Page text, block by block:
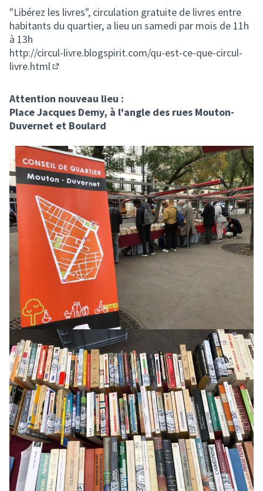
(Lien externe)
"Libérez les livres", circulation gratuite de livres entre
habitants du quartier, a lieu un samedi par mois de 11h
à 13h
http://circul-livre.blogspirit.com/qu-est-ce-que-circul-
livre.html
Attention nouveau lieu :
Place Jacques Demy, à l'angle des rues Mouton-
Duvernet et Boulard